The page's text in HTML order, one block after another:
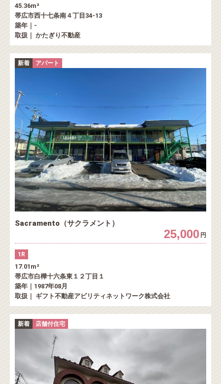
45.36m²
帯広市西十七条南４丁目34-13
築年｜-
取扱｜ かたぎり不動産
新着 アパート
Sacramento（サクラメント）
25,000 円
1R
17.01m²
帯広市白樺十六条東１２丁目１
築年｜1987年08月
取扱｜ ギフト不動産アビリティネットワーク株式会社
新着 店舗付住宅